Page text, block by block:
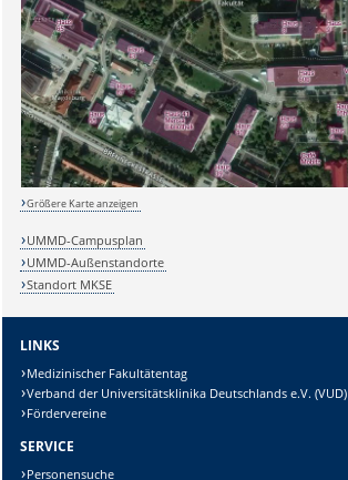
Sicherheitsabfrage:
Größere Karte anzeigen
UMMD-Campusplan
UMMD-Außenstandorte
Standort MKSE
LINKS
Medizinischer Fakultätentag
Verband der Universitätsklinika Deutschlands e.V. (VUD)
Fördervereine
SERVICE
Personensuche